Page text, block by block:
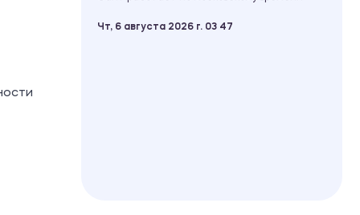
Чт, 6 августа 2026 г. 03 47